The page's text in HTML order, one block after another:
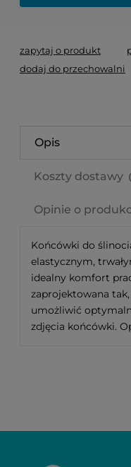
zapytaj o produkt
dodaj do przechowalni
Opis
Koszty dostawy
Opinie o
Końcówki do
elastycznym,
idealny komfort
zaprojektowana
umożliwić
zdjęcia końcówki.